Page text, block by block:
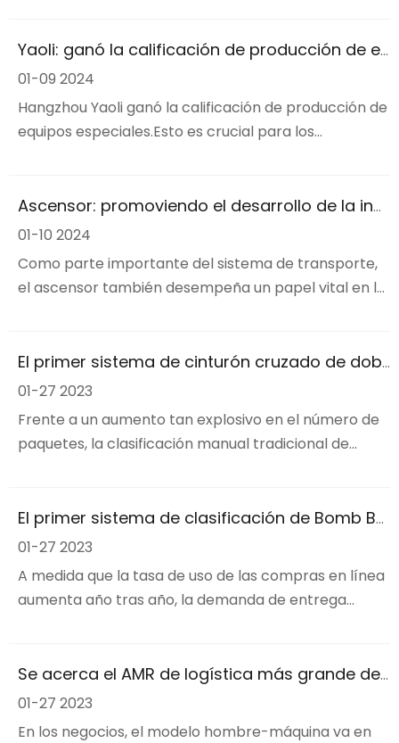
fortaleza excepcional y posición de liderazgo en el
campo de los sistemas transportadores.
Yaoli: ganó la calificación de producción de equipos especiales, mostrando una gran capacidad de producción
01-09 2024
Hangzhou Yaoli ganó la calificación de producción de
equipos especiales.Esto es crucial para los
Ascensor: promoviendo el desarrollo de la industria de almacenamiento y logística
01-10 2024
Como parte importante del sistema de transporte,
el ascensor también desempeña un papel vital en la
al negocio de transporte y almacenamiento de cada
cliente.
El primer sistema de cinturón cruzado de doble capa en el Medio Oriente
01-27 2023
Frente a un aumento tan explosivo en el número de
paquetes, la clasificación manual tradicional de
clasificación, y la operación de clasificación manual
tradicional tiene altos costos de gestión, debido a su
El primer sistema de clasificación de Bomb Bay de Singapur
01-27 2023
A medida que la tasa de uso de las compras en línea
aumenta año tras año, la demanda de entrega
continúa creciendo a gran velocidad. De 2015 a 2022,
el volumen comercial de la industria de servicios de
entrega urgente de China mantuvo una constante
Se acerca el AMR de logística más grande del mundo
01-27 2023
En los negocios, el modelo hombre-máquina va en